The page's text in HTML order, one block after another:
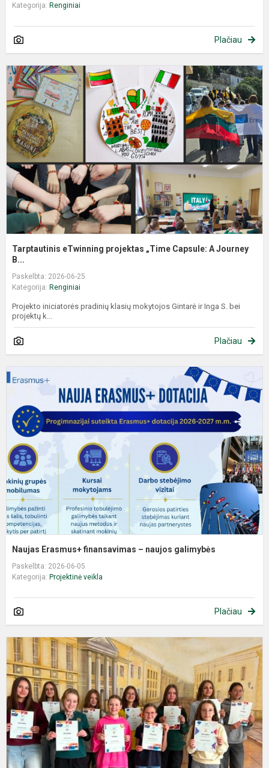
Kategorija: Renginiai
Plačiau
Tarptautinis eTwinning projektas „Time Capsule: A Journey
B...
Paskelbta: 2026-06-25
Kategorija: Renginiai
Projekto iniciatorės pradinių klasių mokytojos Gintarė ir Inga S. bei
projektų k...
Plačiau
Naujas Erasmus+ finansavimas – naujos galimybės
Paskelbta: 2026-06-05
Kategorija: Projektinė veikla
Plačiau